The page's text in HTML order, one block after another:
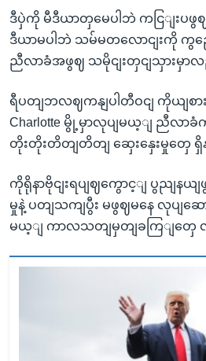
ဒီပှဲကို မီဒီယာတှမေပါဘဲ ကငြျးပဖွ
ဒီယာမပါဘဲ သမ်မတလောငျးကို ကွ
ညီလာခံအဖွဈ သမိုငျးတှငျသှားမှာလ
ရီပတျဘလဈကနျပါတီဝငျ ကိုယျစ
Charlotte မွို့မှာလုပျမယ့ျ ညီလာခံ
တိုးတိုးတိတျတိတျ ဆှေးနှေးမှုတှေ ရှိ
ကိုရိုနာဗိုငျးရပျဈကွောင့ျ ပွညျနယ
မှုနဲ့ ပတျသကျပွီး မဖွဈမနေ လုပျဆေ
မယ့ျ ကာလသတျမှတျခကြျတှေ လို